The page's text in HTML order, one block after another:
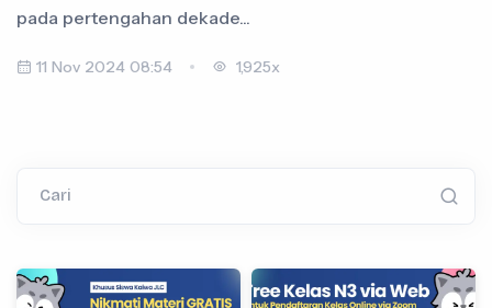
pada pertengahan dekade...
11 Nov 2024 08:54 1,925x
Cari